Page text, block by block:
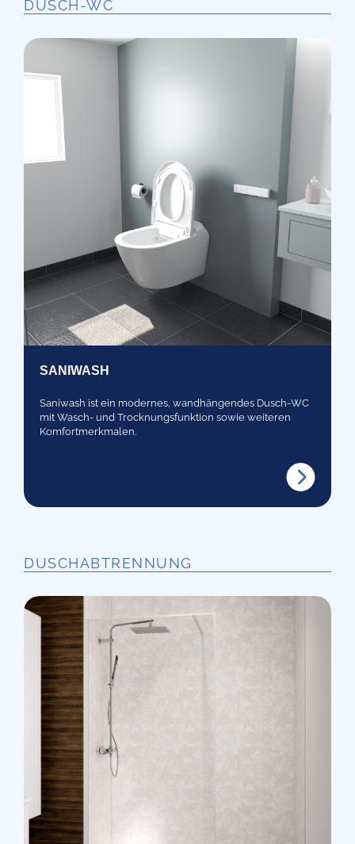
DUSCH-WC
SANIWASH
Saniwash ist ein modernes, wandhängendes Dusch-WC
mit Wasch- und Trocknungsfunktion sowie weiteren
Komfortmerkmalen.
DUSCHABTRENNUNG